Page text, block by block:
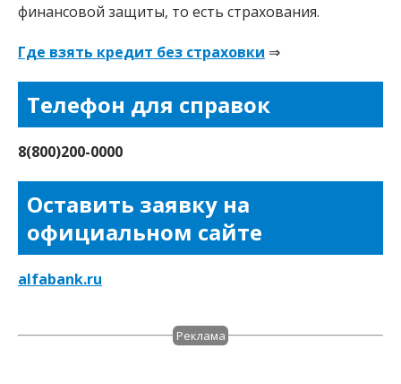
финансовой защиты, то есть страхования.
Где взять кредит без страховки ⇒
Телефон для справок
8(800)200-0000
Оставить заявку на
официальном сайте
alfabank.ru
Реклама